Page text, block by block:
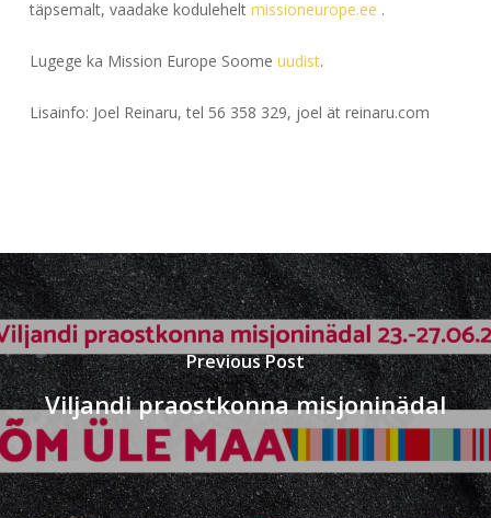
täpsemalt, vaadake kodulehelt missioneurope.ee .
Lugege ka Mission Europe Soome uudist.
Lisainfo: Joel Reinaru, tel 56 358 329, joel ät reinaru.com
Previous Post
Viljandi praostkonna misjoninädal